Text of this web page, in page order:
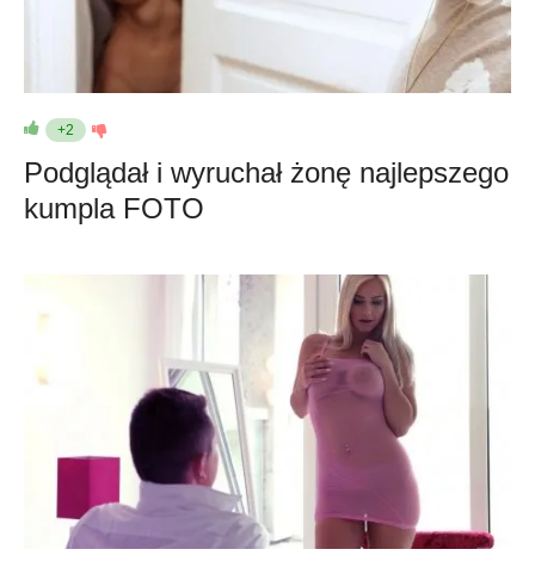
+2
Podglądał i wyruchał żonę najlepszego
kumpla FOTO